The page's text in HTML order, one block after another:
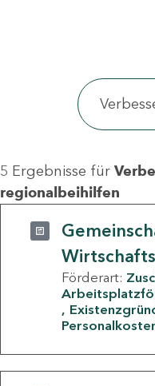
5 Ergebnisse für
regionalbeihilfen
Förderart: